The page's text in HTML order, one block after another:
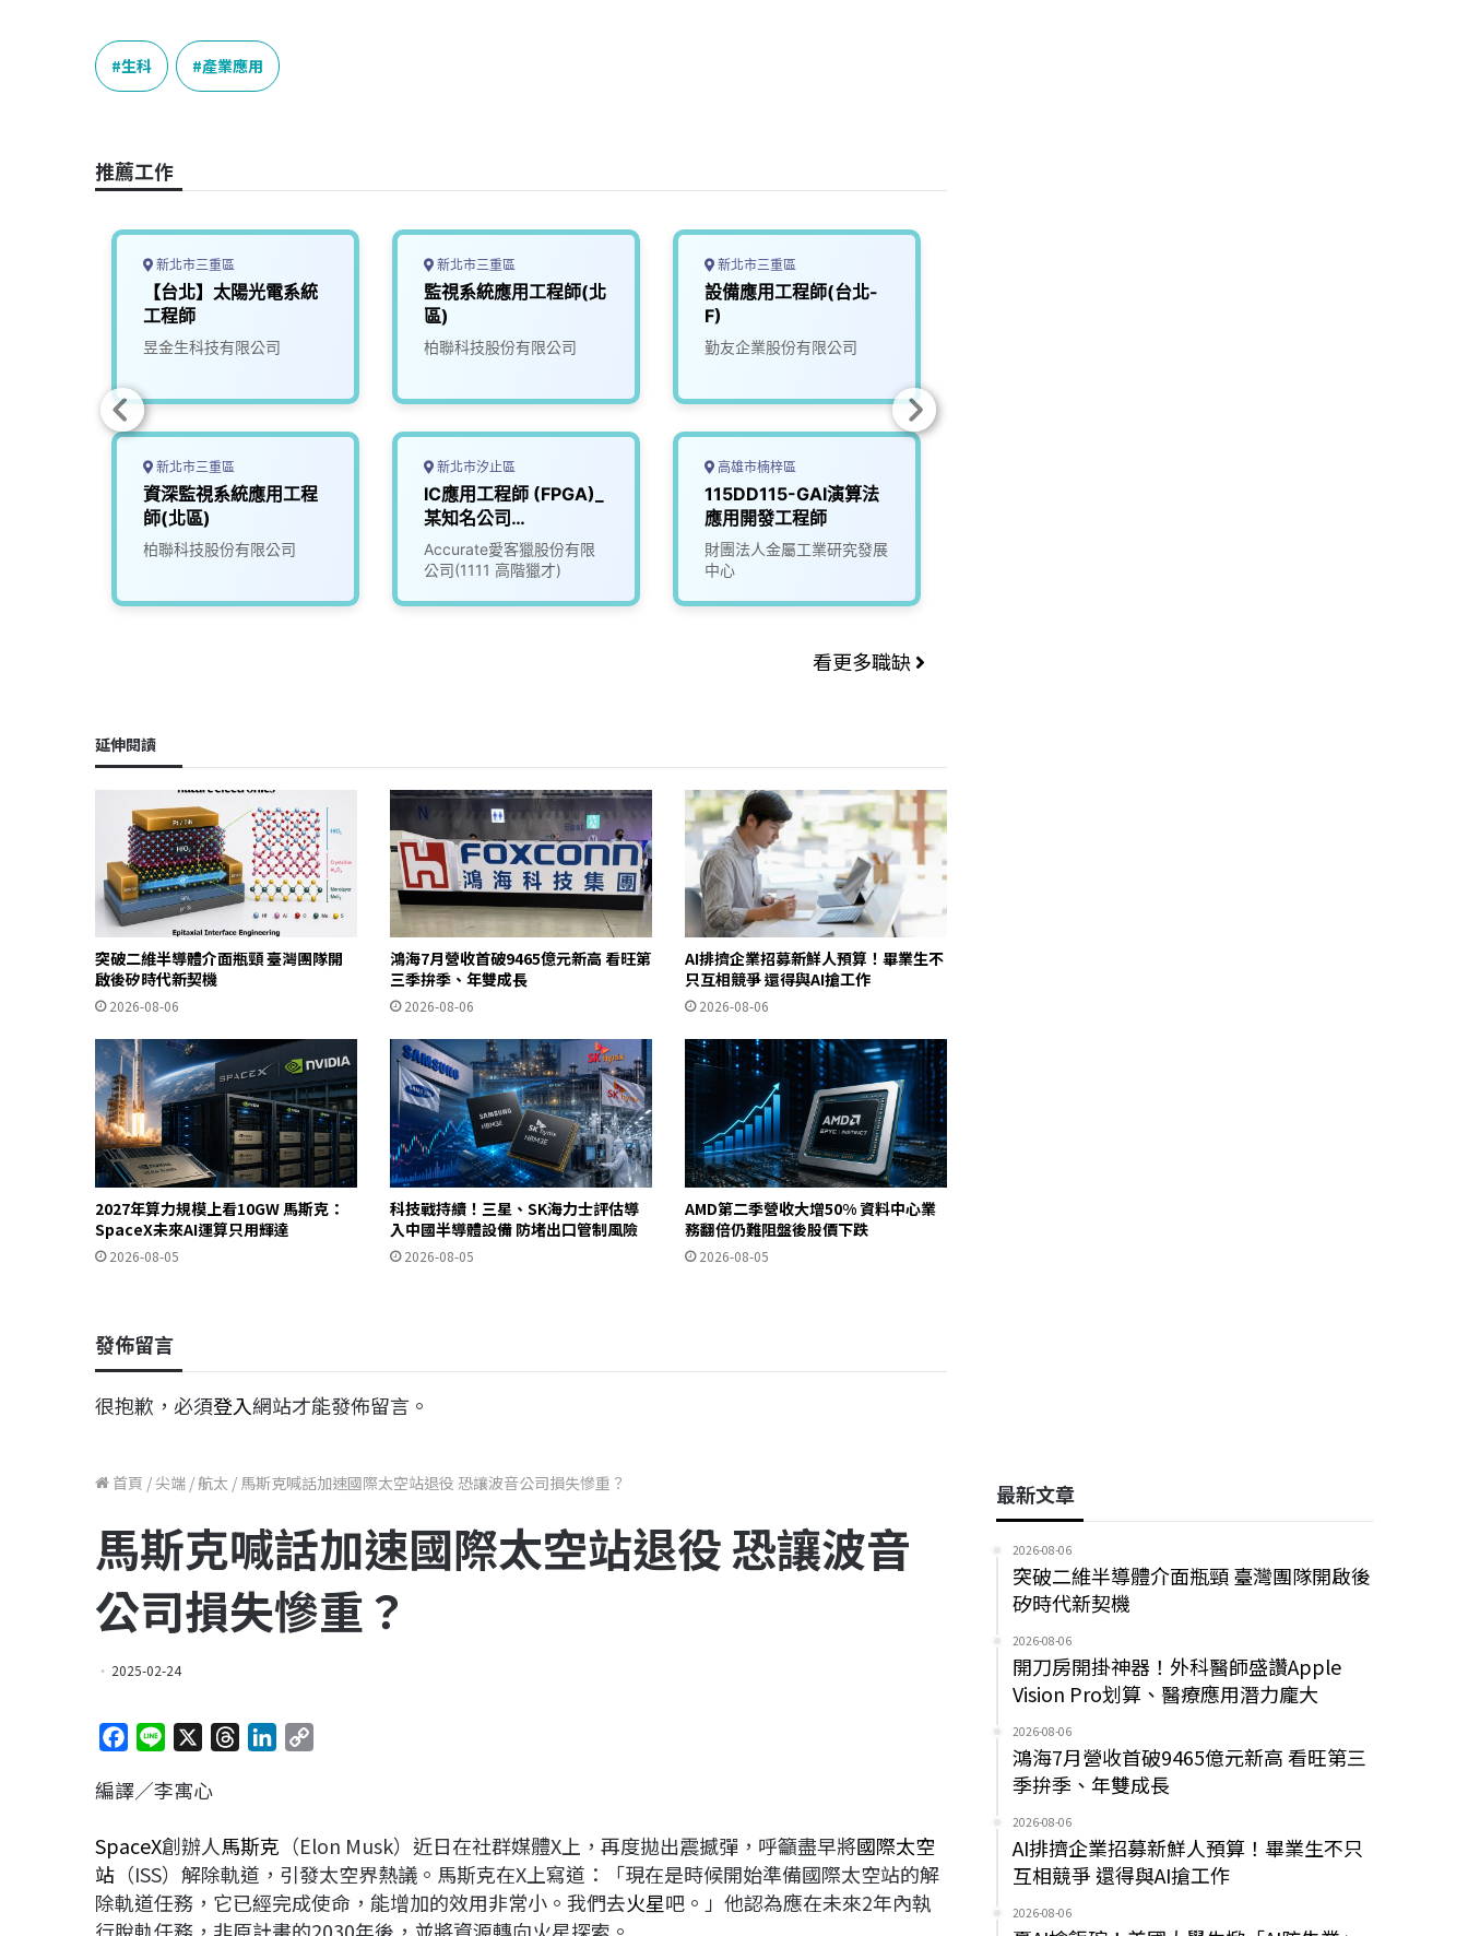
c
e
b
k
e
r
e
a
k
生科 產業應用
推薦工作
新北市三重區
【台北】太陽光電系統
工程師
昱金生科技有限公司
新北市三重區
資深監視系統應用工程
師(北區)
柏聯科技股份有限公司
新北市三重區
監視系統應用工程師(北
區)
柏聯科技股份有限公司
新北市汐止區
IC應用工程師 (FPGA)_
某知名公司
(3009524)
Accurate愛客獵股份有限
公司(1111 高階獵才)
新北市三重區
設備應用工程師(台北-
F)
勤友企業股份有限公司
高雄市楠梓區
115DD115-GAI演算法
應用開發工程師
財團法人金屬工業研究發展
中心
看更多職缺
延伸閱讀
突破二維半導體介面瓶頸 臺灣團隊開
啟後矽時代新契機
2026-08-06
鴻海7月營收首破9465億元新高 看旺第
三季拚季、年雙成長
2026-08-06
AI排擠企業招募新鮮人預算！畢業生不
只互相競爭 還得與AI搶工作
2026-08-06
2027年算力規模上看10GW 馬斯克：
SpaceX未來AI運算只用輝達
2026-08-05
科技戰持續！三星、SK海力士評估導
入中國半導體設備 防堵出口管制風險
2026-08-05
AMD第二季營收大增50% 資料中心業
務翻倍仍難阻盤後股價下跌
2026-08-05
發佈留言
很抱歉，必須登入網站才能發佈留言。